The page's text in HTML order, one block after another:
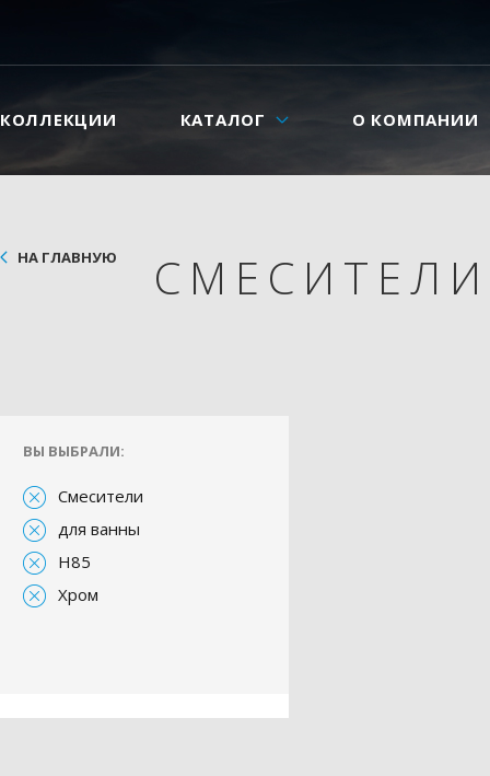
КОЛЛЕКЦИИ КАТАЛОГ О КОМПАНИИ
НА ГЛАВНУЮ
ВЫ ВЫБРАЛИ:
Смесители
для ванны
H85
Хром